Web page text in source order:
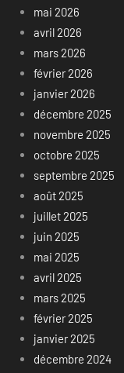
mai 2026
avril 2026
mars 2026
février 2026
janvier 2026
décembre 2025
novembre 2025
octobre 2025
septembre 2025
août 2025
juillet 2025
juin 2025
mai 2025
avril 2025
mars 2025
février 2025
janvier 2025
décembre 2024